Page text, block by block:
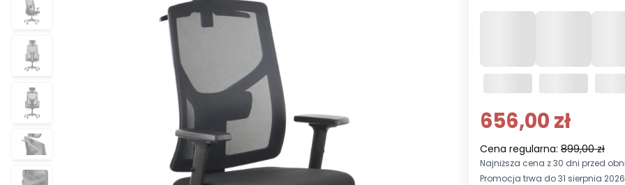
656,00 zł
Cena regularna: 899,00 zł
Najniższa cena z 30 dni przed
Promocja trwa do 31 sierpnia 2026